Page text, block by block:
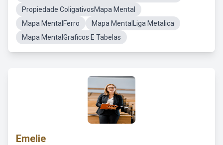
Propiedade ColigativosMapa Mental
Mapa MentalFerro
Mapa MentalLiga Metalica
Mapa MentalGraficos E Tabelas
Emelie